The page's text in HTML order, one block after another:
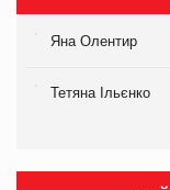
Яна Олентир
Тетяна Ільєнко